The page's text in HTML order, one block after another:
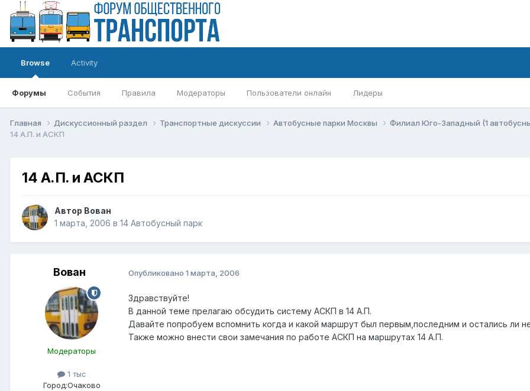
Browse
Форумы События Правила Модераторы Пользователи онлайн Лидеры
Activity
Главная Дискуссионный раздел Транспортные дискуссии Автобусные парки Москвы Филиал Юго-Западный (1
14 А.П. и АСКП
14 А.П. и АСКП
Автор Вован
1 марта, 2006 в 14 Автобусный парк
Вован
Модераторы
1 тыс
Город:Очаково
Опубликовано 1 марта, 2006
Здравствуйте!
В данной теме прелагаю обсудить систему АСКП в 14 А.П.
Давайте попробуем вспомнить когда и какой маршрут был первым,последним и остались ли
Также можно внести свои замечания по работе АСКП на маршрутах 14 А.П.